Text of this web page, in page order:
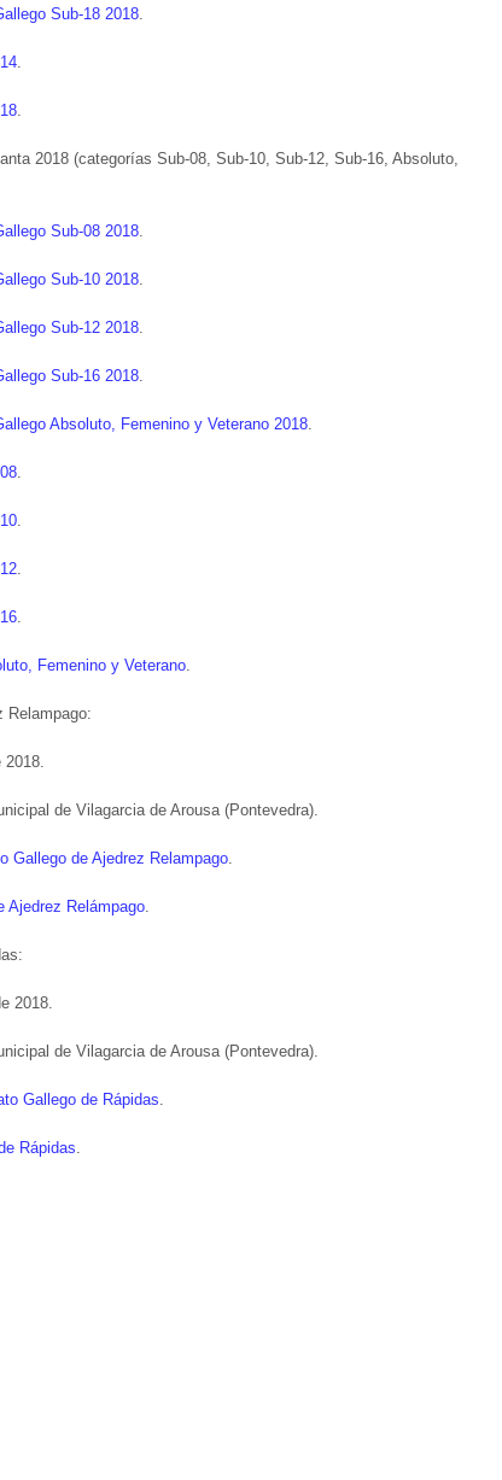
Sub-18 2018.
.
.
2018 (categorías Sub-08, Sub-10, Sub-12, Sub-16, Absoluto,
Sub-08 2018.
Sub-10 2018.
Sub-12 2018.
Sub-16 2018.
Absoluto, Femenino y Veterano 2018.
.
.
.
.
Femenino y Veterano.
Relampago:
2018.
de Vilagarcia de Arousa (Pontevedra).
Gallego de Ajedrez Relampago.
Ajedrez Relámpago.
2018.
de Vilagarcia de Arousa (Pontevedra).
Gallego de Rápidas.
Rápidas.